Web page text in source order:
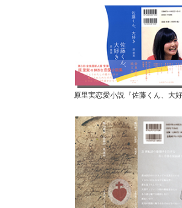
原里実恋愛小説『佐藤くん、大好